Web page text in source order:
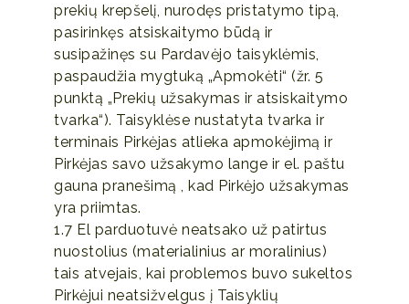
prekių krepšelį, nurodęs pristatymo tipą,
pasirinkęs atsiskaitymo būdą ir
susipažinęs su Pardavėjo taisyklėmis,
paspaudžia mygtuką „Apmokėti“ (žr. 5
punktą „Prekių užsakymas ir atsiskaitymo
tvarka“). Taisyklėse nustatyta tvarka ir
terminais Pirkėjas atlieka apmokėjimą ir
Pirkėjas savo užsakymo lange ir el. paštu
gauna pranešimą , kad Pirkėjo užsakymas
yra priimtas.
1.7 El parduotuvė neatsako už patirtus
nuostolius (materialinius ar moralinius)
tais atvejais, kai problemos buvo sukeltos
Pirkėjui neatsižvelgus į Taisyklių